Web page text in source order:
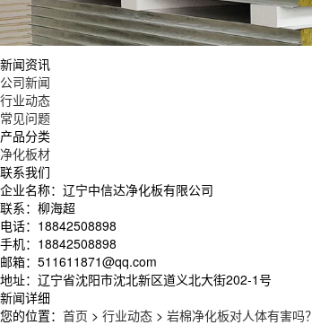
新闻资讯
公司新闻
行业动态
常见问题
产品分类
净化板材
联系我们
企业名称：辽宁中信达净化板有限公司
联系：柳海超
电话：18842508898
手机：18842508898
邮箱：511611871@qq.com
地址：辽宁省沈阳市沈北新区道义北大街202-1号
新闻详细
您的位置： 首页 > 行业动态 > 岩棉净化板对人体有害吗？